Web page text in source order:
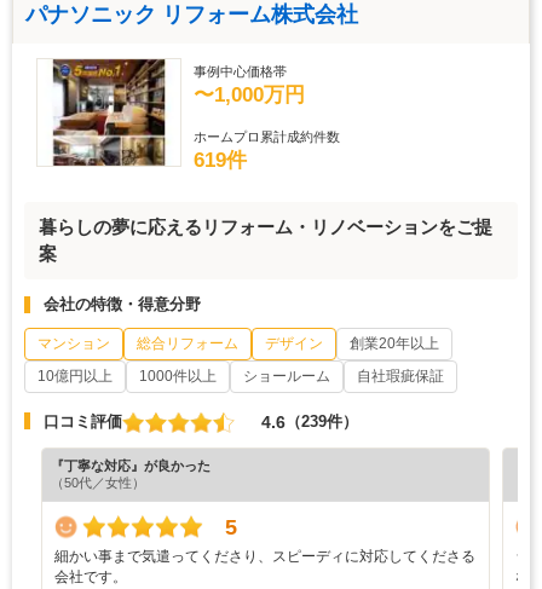
パナソニック リフォーム株式会社
事例中心価格帯
〜1,000万円
ホームプロ累計成約件数
619件
暮らしの夢に応えるリフォーム・リノベーションをご提
案
会社の特徴・得意分野
マンション 総合リフォーム デザイン
創業20年以上
10億円以上
1000件以上 ショールーム 自社瑕疵保証
口コミ評価 4.6 （239件）
『丁寧な対応』が良かった
（50代／女性）
5
細かい事まで気遣ってくださり、スピーディに対応してくださる
会社です。
シ
な